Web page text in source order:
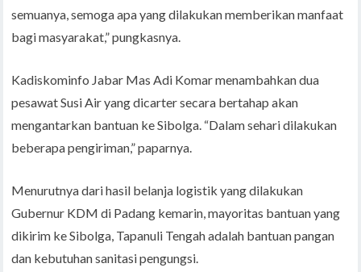
semuanya, semoga apa yang dilakukan memberikan manfaat
bagi masyarakat,” pungkasnya.
Kadiskominfo Jabar Mas Adi Komar menambahkan dua
pesawat Susi Air yang dicarter secara bertahap akan
mengantarkan bantuan ke Sibolga. “Dalam sehari dilakukan
beberapa pengiriman,” paparnya.
Menurutnya dari hasil belanja logistik yang dilakukan
Gubernur KDM di Padang kemarin, mayoritas bantuan yang
dikirim ke Sibolga, Tapanuli Tengah adalah bantuan pangan
dan kebutuhan sanitasi pengungsi.